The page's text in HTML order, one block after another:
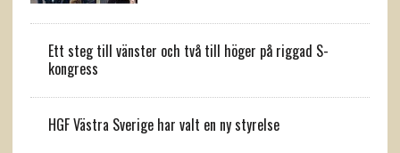
Ett steg till vänster och två till höger på riggad S-
kongress
HGF Västra Sverige har valt en ny styrelse